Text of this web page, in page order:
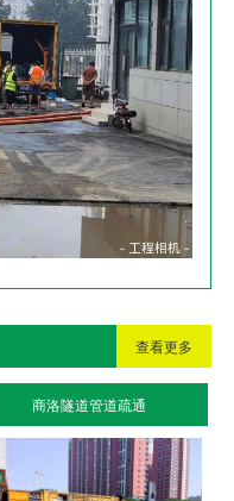
查看更多
商洛隧道管道疏通